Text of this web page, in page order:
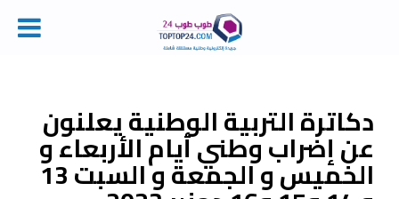
contentدكاترة التربية الوطنية يعلنون
عن إضراب وطني أيام الأربعاء و
الخميس و الجمعة و السبت 13